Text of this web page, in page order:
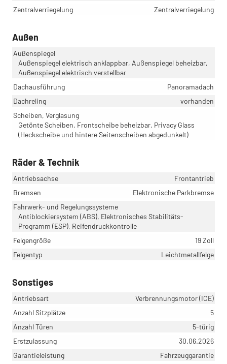
Zentralverriegelung
Zentralverriegelung
Außen
Außenspiegel
Außenspiegel elektrisch anklappbar, Außenspiegel beheizbar,
Außenspiegel elektrisch verstellbar
Dachausführung
Panoramadach
Dachreling
vorhanden
Scheiben, Verglasung
Getönte Scheiben, Frontscheibe beheizbar, Privacy Glass
(Heckscheibe und hintere Seitenscheiben abgedunkelt)
Räder & Technik
Antriebsachse
Frontantrieb
Bremsen
Elektronische Parkbremse
Fahrwerk- und Regelungssysteme
Antiblockiersystem (ABS), Elektronisches Stabilitäts-
Programm (ESP), Reifendruckkontrolle
Felgengröße
19 Zoll
Felgentyp
Leichtmetallfelge
Sonstiges
Antriebsart
Verbrennungsmotor (ICE)
Anzahl Sitzplätze
5
Anzahl Türen
5-türig
Erstzulassung
30.06.2026
Garantieleistung
Fahrzeuggarantie